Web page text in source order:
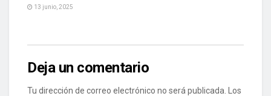
13 junio, 2025
Deja un comentario
Tu dirección de correo electrónico no será publicada.
Los